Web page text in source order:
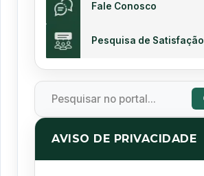
Fale Conosco
Pesquisa de Satisfação
AVISO DE PRIVACIDADE